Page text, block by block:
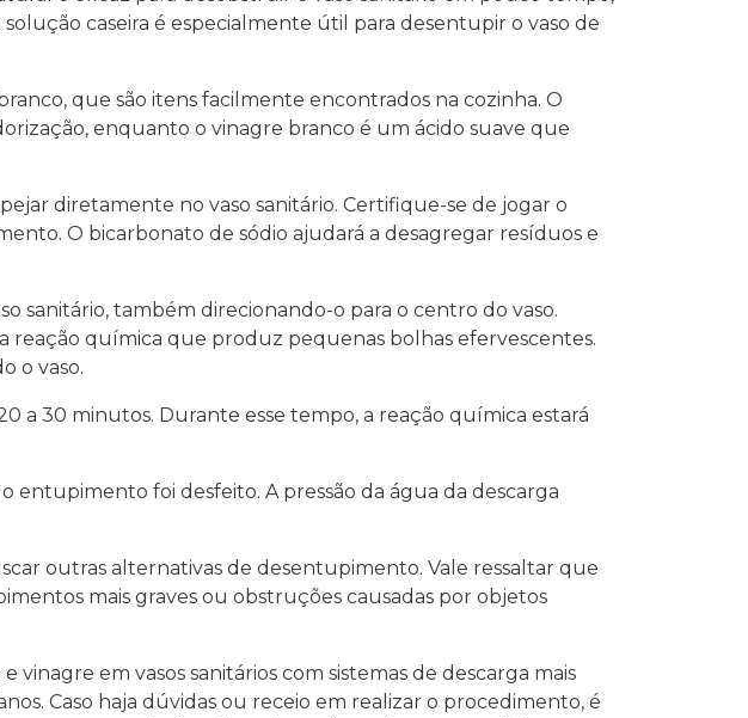
caseira é especialmente útil para desentupir o vaso de
que são itens facilmente encontrados na cozinha. O
enquanto o vinagre branco é um ácido suave que
diretamente no vaso sanitário. Certifique-se de jogar o
O bicarbonato de sódio ajudará a desagregar resíduos e
sanitário, também direcionando-o para o centro do vaso.
química que produz pequenas bolhas efervescentes.
o vaso.
a 30 minutos. Durante esse tempo, a reação química estará
entupimento foi desfeito. A pressão da água da descarga
outras alternativas de desentupimento. Vale ressaltar que
mais graves ou obstruções causadas por objetos
em vasos sanitários com sistemas de descarga mais
Caso haja dúvidas ou receio em realizar o procedimento, é